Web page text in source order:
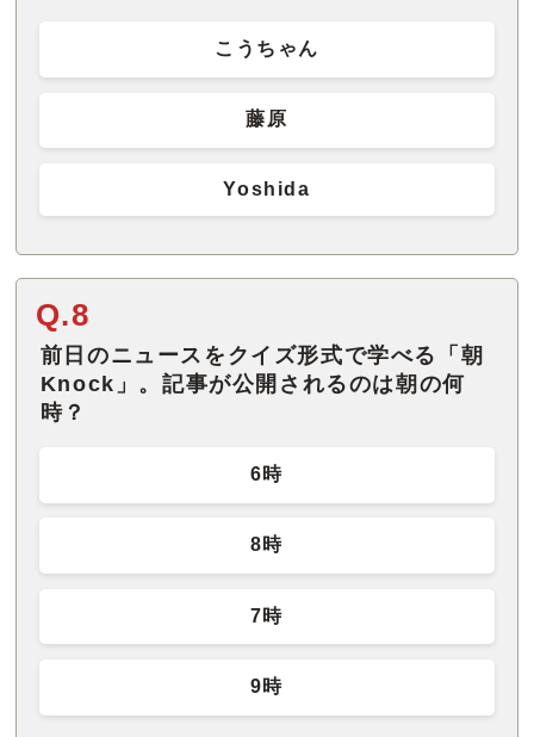
こうちゃん
藤原
Yoshida
Q.8
前日のニュースをクイズ形式で学べる「朝
Knock」。記事が公開されるのは朝の何
時？
6時
8時
7時
9時